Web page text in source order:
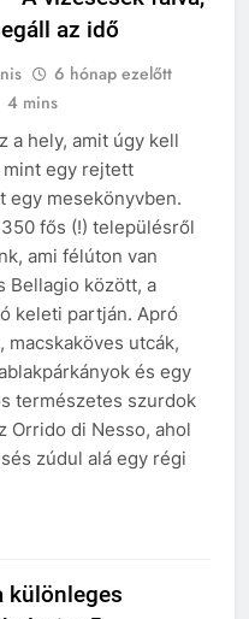
az idő
6 hónap ezelőtt
4 mins
a hely, amit úgy kell
egy rejtett
egy mesekönyvben.
fős (!) településről
ami félúton van
Bellagio között, a
keleti partján. Apró
macskaköves utcák,
és egy
természetes szurdok
Orrido di Nesso, ahol
zúdul alá egy régi
különleges